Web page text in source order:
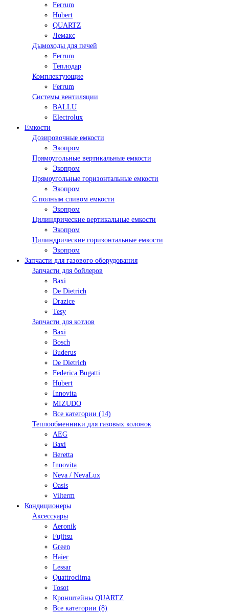
Ferrum
Hubert
QUARTZ
Лемакс
Дымоходы для печей
Ferrum
Теплодар
Комплектующие
Ferrum
Системы вентиляции
BALLU
Electrolux
Емкости
Дозировочные емкости
Экопром
Прямоугольные вертикальные емкости
Экопром
Прямоугольные горизонтальные емкости
Экопром
С полным сливом емкости
Экопром
Цилиндрические вертикальные емкости
Экопром
Цилиндрические горизонтальные емкости
Экопром
Запчасти для газового оборудования
Запчасти для бойлеров
Baxi
De Dietrich
Drazice
Tesy
Запчасти для котлов
Baxi
Bosch
Buderus
De Dietrich
Federica Bugatti
Hubert
Innovita
MIZUDO
Все категории (14)
Теплообменники для газовых колонок
AEG
Baxi
Beretta
Innovita
Neva / NevaLux
Oasis
Vilterm
Кондиционеры
Аксессуары
Aeronik
Fujitsu
Green
Haier
Lessar
Quattroclima
Tosot
Кронштейны QUARTZ
Все категории (8)